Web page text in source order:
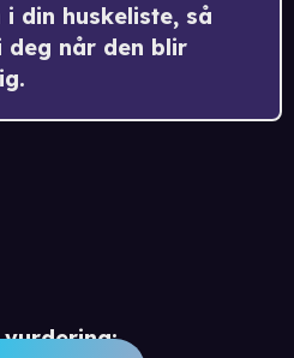
i din huskeliste, så
deg når den blir